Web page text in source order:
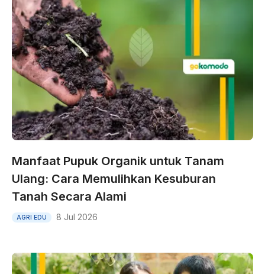
Manfaat Pupuk Organik untuk Tanam
Ulang: Cara Memulihkan Kesuburan
Tanah Secara Alami
AGRI EDU 8 Jul 2026